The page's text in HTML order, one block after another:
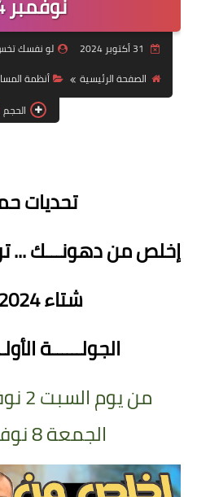
لو نفسك
الصفحة الرئيسية
أنظمة
الحجم
تحديات
إخلص من دهونـــك ...
شتاء 2024-2025
الجولــــــة ال
الجمعة 8 نوفمبر 2024